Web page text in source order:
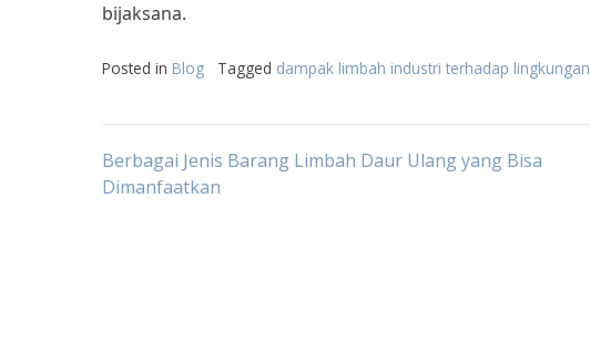
bijaksana.
Posted in Blog Tagged dampak limbah industri terhadap lingkungan
Post
Berbagai Jenis Barang Limbah Daur Ulang yang Bisa
Dimanfaatkan